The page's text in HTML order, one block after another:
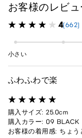
お客様のレビュ
4(662)
小さい
ふわふわで楽
購入サイズ: 25.0cm
購入カラー: 09 BLACK
お客様の着用感: ちょう